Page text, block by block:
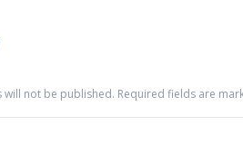
will not be published. Required fields are